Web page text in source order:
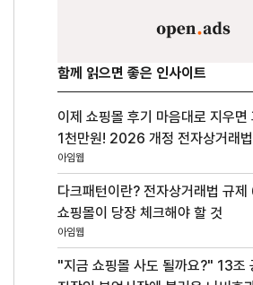
함께 읽으면 좋은 인사이트
이제 쇼핑몰 후기 마음대로 지우면
1천만원! 2026 개정 전자상거래법
아임웹
다크패턴이란? 전자상거래법 규
쇼핑몰이 당장 체크해야 할 것
아임웹
"지금 쇼핑몰 사도 될까요?" 13조